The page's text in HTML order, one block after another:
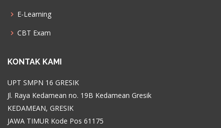
E-Learning
CBT Exam
KONTAK KAMI
UPT SMPN 16 GRESIK
Jl. Raya Kedamean no. 19B Kedamean Gresik
KEDAMEAN, GRESIK
JAWA TIMUR Kode Pos 61175